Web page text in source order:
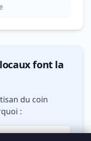
font la
du coin
: